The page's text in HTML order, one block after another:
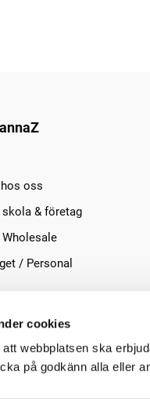
cookies
webbplatsen ska
på godkänn alla eller
oss
& företag
/ Personal